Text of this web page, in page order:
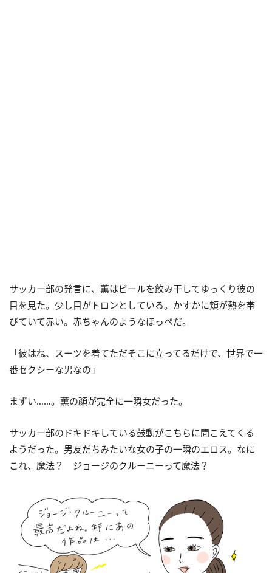
サッカー部の発言に、薫はビールを飲み干してゆっくり彼の
目を見た。少し目がトロンとしている。かすかに頬が熱を帯
びていて赤い。赤ちゃんのようなほっぺだ。
「彼はね、スーツを着てただそこに立ってるだけで、世界で一
番セクシーな男なの」
まずい……。薫の顔が完全に一瞬女だった。
サッカー部のドキドキしている鼓動がこちらに聞こえてくる
ようだった。男友だちみたいな女の子の一瞬のエロス。なに
これ、魔法？ ジョージのクルーニーって魔法？